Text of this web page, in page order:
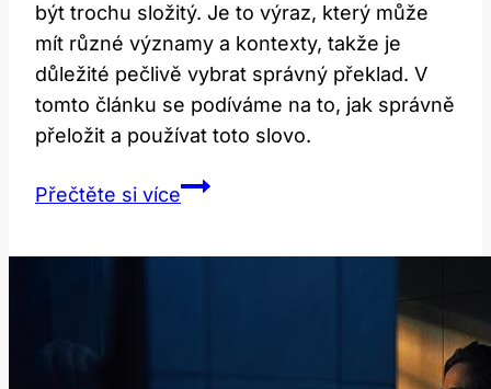
být trochu složitý. Je to výraz, který může
mít různé významy a kontexty, takže je
důležité pečlivě vybrat správný překlad. V
tomto článku se podíváme na to, jak správně
přeložit a používat toto slovo.
Přečtěte si víceImpossible: